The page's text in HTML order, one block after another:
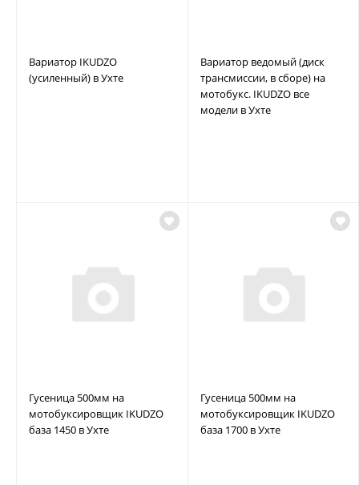
Вариатор IKUDZO
(усиленный) в Ухте
Вариатор ведомый (диск
трансмиссии, в сборе) на
мотобукс. IKUDZO все
модели в Ухте
Гусеница 500мм на
мотобуксировщик IKUDZO
база 1450 в Ухте
Гусеница 500мм на
мотобуксировщик IKUDZO
база 1700 в Ухте